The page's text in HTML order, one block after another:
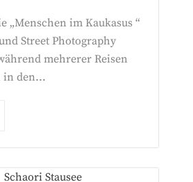
„Menschen im Kaukasus “
Street Photography
mehrerer Reisen
in den...